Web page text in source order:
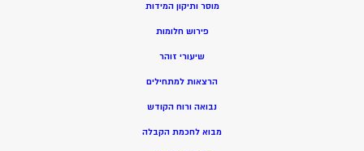
מוסר ותיקון המידות
פירוש חלומות
שיעורי זוהר
הרצאות למתחילים
נבואה ורוח הקודש
מבוא לחכמת הקבלה